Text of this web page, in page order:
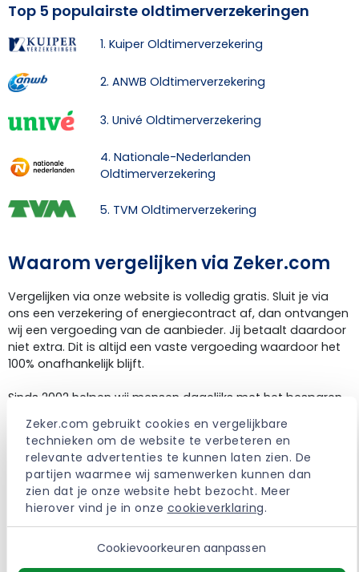
Zeker.com gebruikt cookies en vergelijkbare
technieken om de website te verbeteren en
relevante advertenties te kunnen laten zien. De
partijen waarmee wij samenwerken kunnen dan
zien dat je onze website hebt bezocht. Meer
hierover vind je in onze cookieverklaring.
Cookievoorkeuren aanpassen
Top 5 populairste oldtimerverzekeringen
1. Kuiper Oldtimerverzekering
2. ANWB Oldtimerverzekering
3. Univé Oldtimerverzekering
4. Nationale-Nederlanden
Oldtimerverzekering
5. TVM Oldtimerverzekering
Waarom vergelijken via Zeker.com
Vergelijken via onze website is volledig gratis. Sluit je via
ons een verzekering of energiecontract af, dan ontvangen
wij een vergoeding van de aanbieder. Jij betaalt daardoor
niet extra. Dit is altijd een vaste vergoeding waardoor het
100% onafhankelijk blijft.
Sinds 2002 helpen wij mensen dagelijks met het besparen
beste deals te verzamelen waardoor bespaard of
verbeterd kan worden.
> Meer over Zeker.com